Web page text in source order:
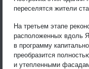
переселятся жители
На третьем этапе
расположенных вдоль
в программу
преобразится
и утепленными